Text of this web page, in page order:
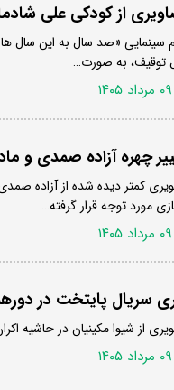
از کودکی علی
توقیف، به صورت…
۰۹ مرداد ۱۴۰۵
چهره آزاده صمدی و مادرش
مورد توجه قرار گرفته…
۰۹ مرداد ۱۴۰۵
سریال پایتخت در
از شیوا مکینیان در حاشیه
۰۹ مرداد ۱۴۰۵